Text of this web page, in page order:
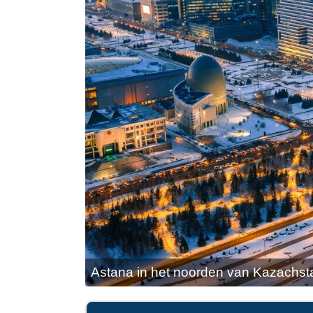
Astana in het noorden van